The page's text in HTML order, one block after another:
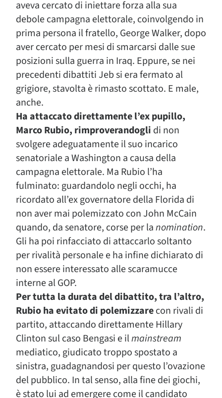
aveva cercato di iniettare forza alla sua
debole campagna elettorale, coinvolgendo in
prima persona il fratello, George Walker, dopo
aver cercato per mesi di smarcarsi dalle sue
posizioni sulla guerra in Iraq. Eppure, se nei
precedenti dibattiti Jeb si era fermato al
grigiore, stavolta è rimasto scottato. E male,
anche.
Ha attaccato direttamente l’ex pupillo,
Marco Rubio, rimproverandogli di non
svolgere adeguatamente il suo incarico
senatoriale a Washington a causa della
campagna elettorale. Ma Rubio l’ha
fulminato: guardandolo negli occhi, ha
ricordato all’ex governatore della Florida di
non aver mai polemizzato con John McCain
quando, da senatore, corse per lanomination.
Gli ha poi rinfacciato di attaccarlo soltanto
per rivalità personale e ha infine dichiarato di
non essere interessato alle scaramucce
interne al GOP.
Per tutta la durata del dibattito, tra l’altro,
Rubio ha evitato di polemizzarecon rivali di
partito, attaccando direttamente Hillary
Clinton sul caso Bengasi e ilmainstream
mediatico, giudicato troppo spostato a
sinistra, guadagnandosi per questo l’ovazione
del pubblico. In tal senso, alla fine dei giochi,
è stato lui ad emergere come il candidato